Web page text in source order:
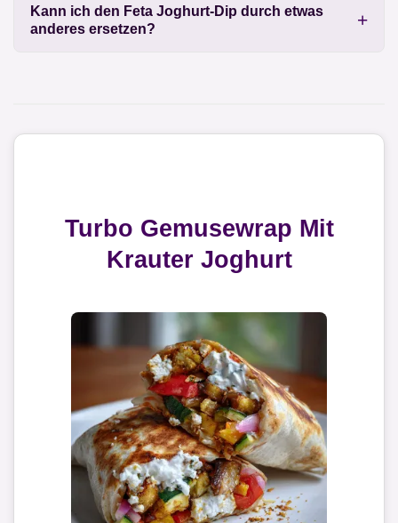
Kann ich den Feta Joghurt-Dip durch etwas
anderes ersetzen?
Turbo Gemusewrap Mit
Krauter Joghurt